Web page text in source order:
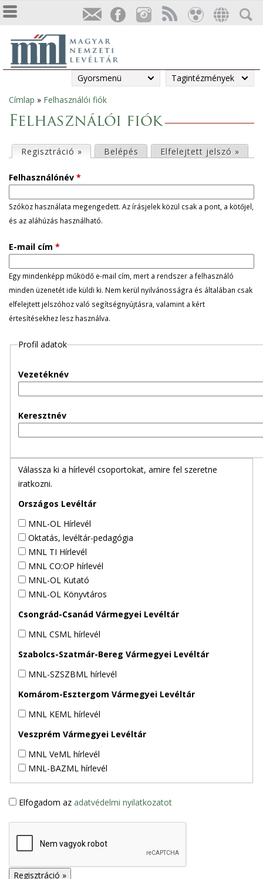
Gyorsmenü Tagintézmények
Jelenlegi
hely
Címlap » Felhasználói fiók
Felhasználói fiók
l
s
ő
d
l
e
g
e
Regisztráció » (aktív fül)
Belépés Elfelejtett jelszó »
Felhasználónév *
Szóköz használata megengedett. Az írásjelek közül csak a pont, a kötőjel,
és az aláhúzás használható.
E-mail cím *
Egy mindenképp működő e-mail cím, mert a rendszer a felhasználó
minden üzenetét ide küldi ki. Nem kerül nyilvánosságra és általában csak
elfelejtett jelszóhoz való segítségnyújtásra, valamint a kért
értesítésekhez lesz használva.
Profil adatok
Vezetéknév
Keresztnév
Válassza ki a hírlevél csoportokat, amire fel szeretne
iratkozni.
Országos Levéltár
MNL-OL Hírlevél
Oktatás, levéltár-pedagógia
MNL TI Hírlevél
MNL CO:OP hírlevél
MNL-OL Kutató
MNL-OL Könyvtáros
Csongrád-Csanád Vármegyei Levéltár
MNL CSML hírlevél
Szabolcs-Szatmár-Bereg Vármegyei Levéltár
MNL-SZSZBML hírlevél
Komárom-Esztergom Vármegyei Levéltár
MNL KEML hírlevél
Veszprém Vármegyei Levéltár
MNL VeML hírlevél
MNL-BAZML hírlevél
Elfogadom az adatvédelmi nyilatkozatot